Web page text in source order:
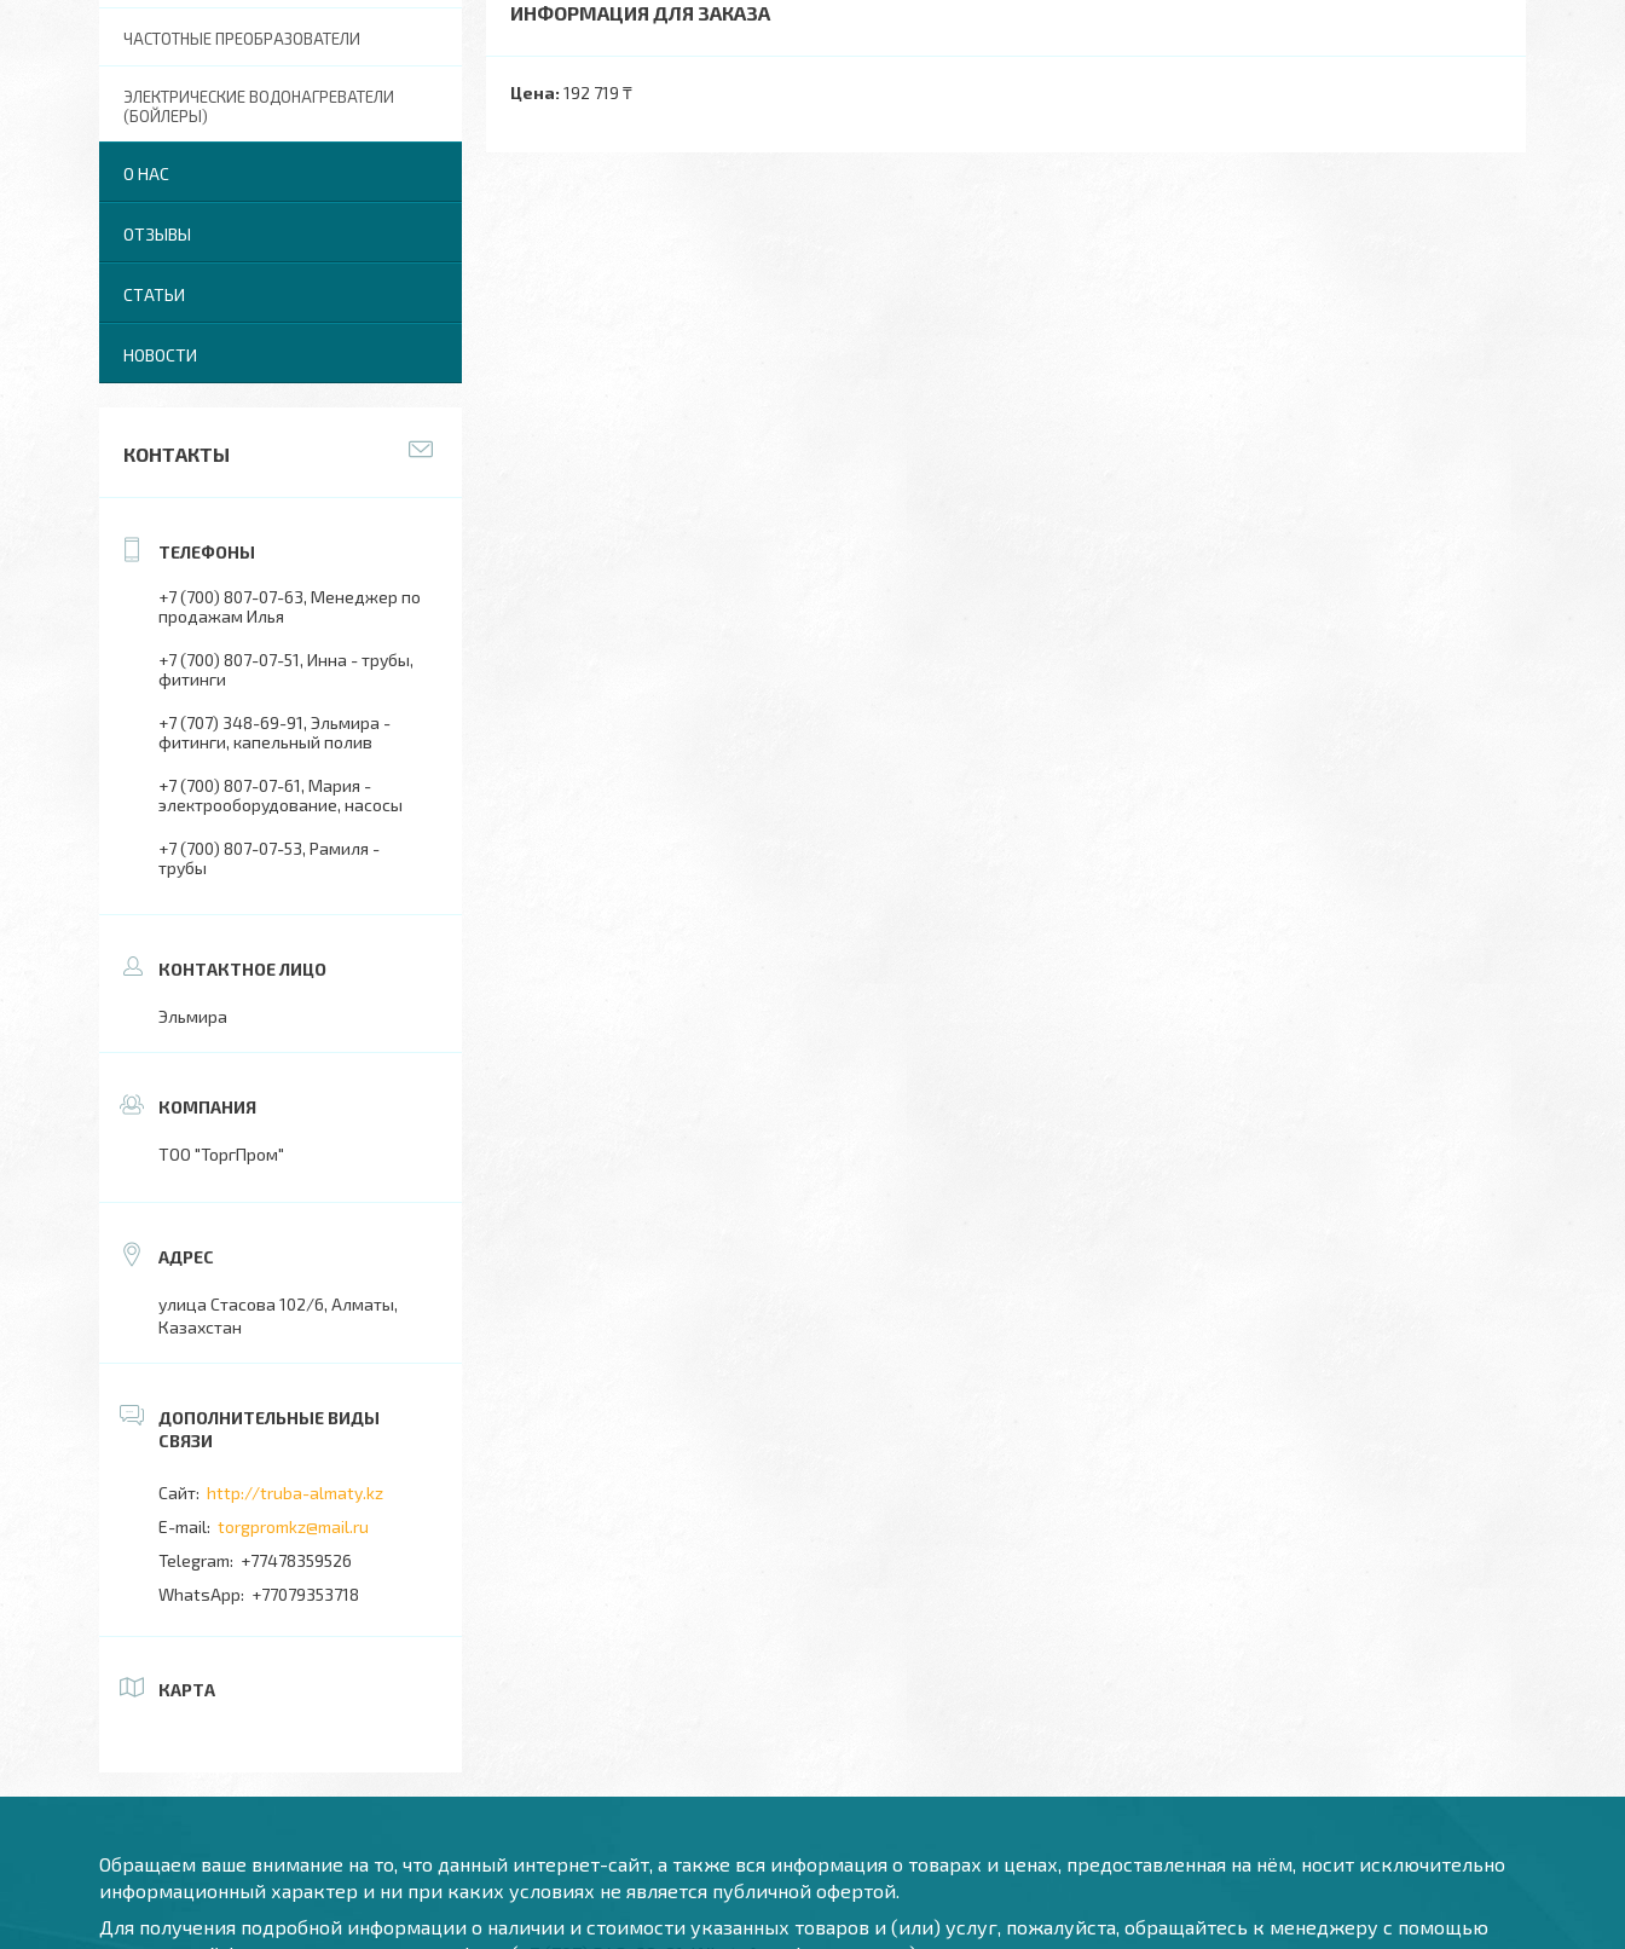
ИНФОРМАЦИЯ ДЛЯ ЗАКАЗА
Цена: 192 719 ₸
ЧАСТОТНЫЕ ПРЕОБРАЗОВАТЕЛИ
ЭЛЕКТРИЧЕСКИЕ ВОДОНАГРЕВАТЕЛИ
(БОЙЛЕРЫ)
О НАС
ОТЗЫВЫ
СТАТЬИ
НОВОСТИ
КОНТАКТЫ
+7 (700) 807-07-63 Менеджер по
продажам Илья
+7 (700) 807-07-51 Инна - трубы,
фитинги
+7 (707) 348-69-91 Эльмира -
фитинги, капельный полив
+7 (700) 807-07-61 Мария -
электрооборудование, насосы
+7 (700) 807-07-53 Рамиля -
трубы
Эльмира
ТОО "ТоргПром"
улица Стасова 102/6, Алматы,
Казахстан
http://truba-almaty.kz
torgpromkz@mail.ru
+77478359526
+77079353718
КАРТА
Обращаем ваше внимание на то, что данный интернет-сайт, а также вся информация о товарах и ценах, предоставленная на нём, носит исключительно
информационный характер и ни при каких условиях не является публичной офертой.
Для получения подробной информации о наличии и стоимости указанных товаров и (или) услуг, пожалуйста, обращайтесь к менеджеру с помощью